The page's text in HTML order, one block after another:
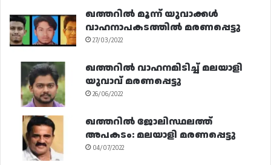
ഖത്തറിൽ മൂന്ന് യുവാക്കൾ
വാഹനാപകടത്തിൽ മരണപ്പെട്ടു
27/03/2022
ഖത്തറിൽ വാഹനമിടിച്ച് മലയാളി
യുവാവ് മരണപ്പെട്ടു
26/06/2022
ഖത്തറിൽ ജോലിസ്ഥലത്ത്
അപകടം: മലയാളി മരണപ്പെട്ടു
04/07/2022